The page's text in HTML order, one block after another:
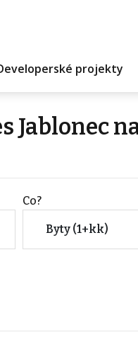
projekty
Jablonec
Co?
Byty (1+kk)